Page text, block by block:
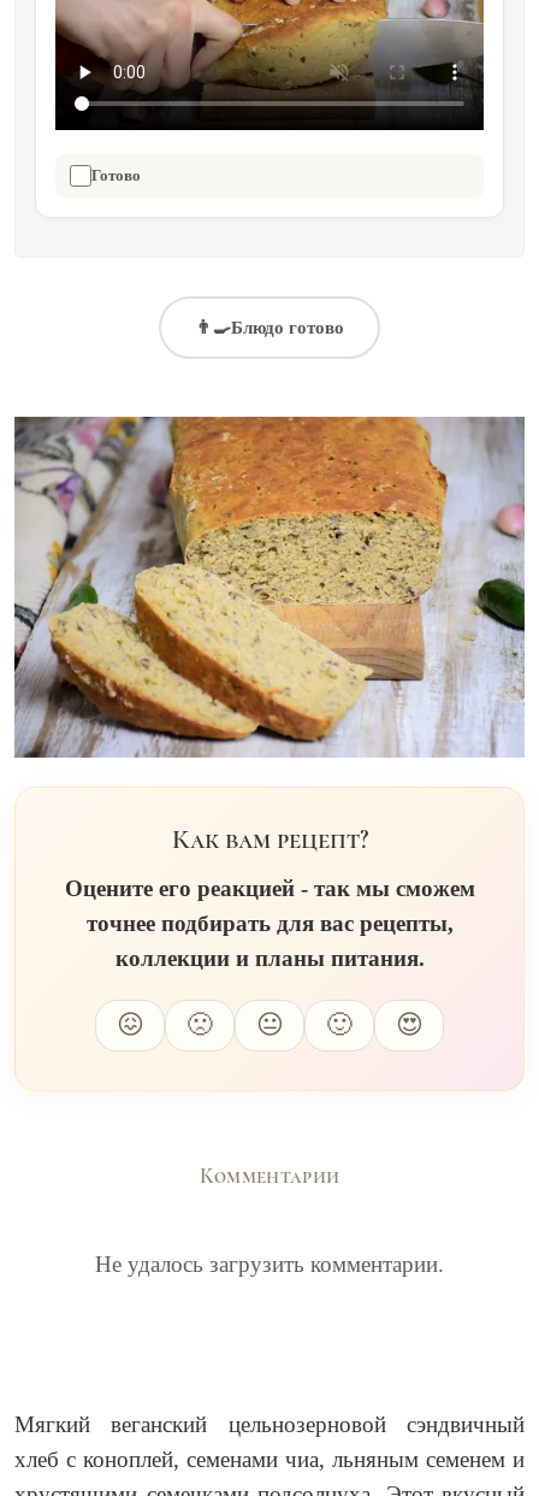
Готово
👨‍🍳Блюдо готово
Как вам рецепт?
Оцените его реакцией - так мы сможем
точнее подбирать для вас рецепты,
коллекции и планы питания.
😖 🙁 😐 🙂 😍
Комментарии
Не удалось загрузить комментарии.
Мягкий веганский цельнозерновой сэндвичный
хлеб с коноплей, семенами чиа, льняным семенем и